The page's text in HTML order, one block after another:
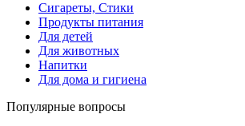
Сигареты, Стики
Продукты питания
Для детей
Для животных
Напитки
Для дома и гигиена
Популярные вопросы